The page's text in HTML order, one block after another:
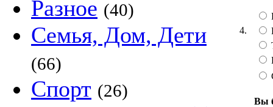
Разное (40)
Семья, Дом, Дети
(66)
Спорт (26)
4.
Вы